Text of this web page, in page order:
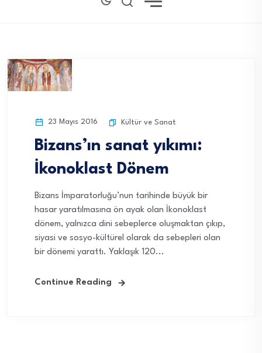
23 Mayıs 2016 Kültür ve Sanat
Bizans’ın sanat yıkımı:
İkonoklast Dönem
Bizans İmparatorluğu’nun tarihinde büyük bir
hasar yaratılmasına ön ayak olan İkonoklast
dönem, yalnızca dini sebeplerce oluşmaktan çıkıp,
siyasi ve sosyo-kültürel olarak da sebepleri olan
bir dönemi yarattı. Yaklaşık 120...
Continue Reading